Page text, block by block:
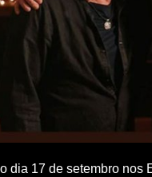
dia 17 de setembro nos